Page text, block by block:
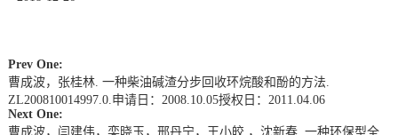
Prev One:
曹成波，张桂林. 一种柴油碱渣分步回收环烷酸和酚的方法.
ZL200810014997.0.申请日：2008.10.05授权日：2011.04.06
Next One:
曹成波，闫建伟，栾晓玉，邢丹宁，王小皎,，沈新春. 一种环保型全